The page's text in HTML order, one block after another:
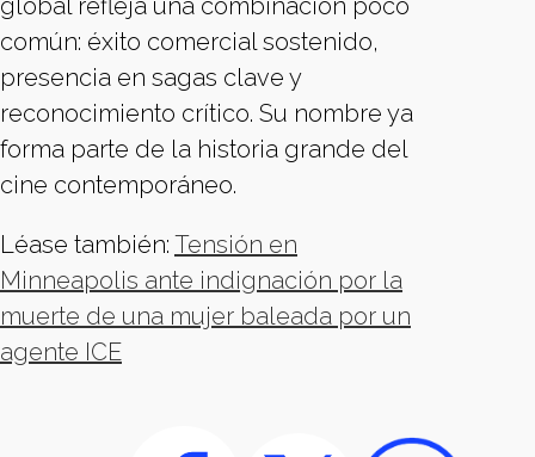
global refleja una combinación poco
común: éxito comercial sostenido,
presencia en sagas clave y
reconocimiento crítico. Su nombre ya
forma parte de la historia grande del
cine contemporáneo.
Léase también: Tensión en
Minneapolis ante indignación por la
muerte de una mujer baleada por un
agente ICE